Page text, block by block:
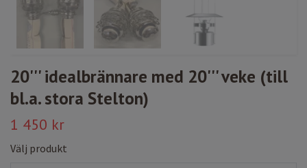
20''' idealbrännare med 20''' veke (till
bl.a. stora Stelton)
1 450 kr
Välj produkt